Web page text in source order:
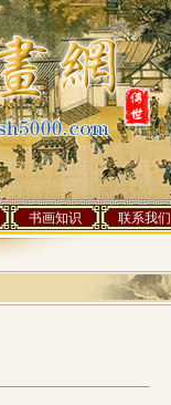
书画知识 联系我们